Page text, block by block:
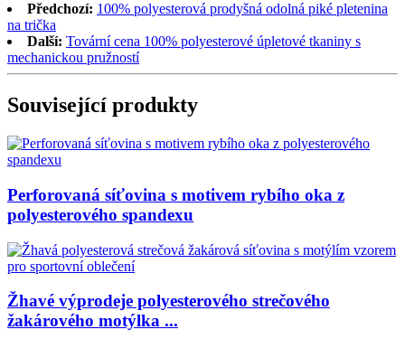
Předchozí: 100% polyesterová prodyšná odolná piké pletenina
na trička
Další: Tovární cena 100% polyesterové úpletové tkaniny s
mechanickou pružností
Související produkty
Perforovaná síťovina s motivem rybího oka z
polyesterového spandexu
Žhavé výprodeje polyesterového strečového
žakárového motýlka ...